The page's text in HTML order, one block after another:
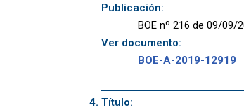
Publicación:
BOE nº 216 de 09/09/
Ver documento:
BOE-A-2019-12919
Título: